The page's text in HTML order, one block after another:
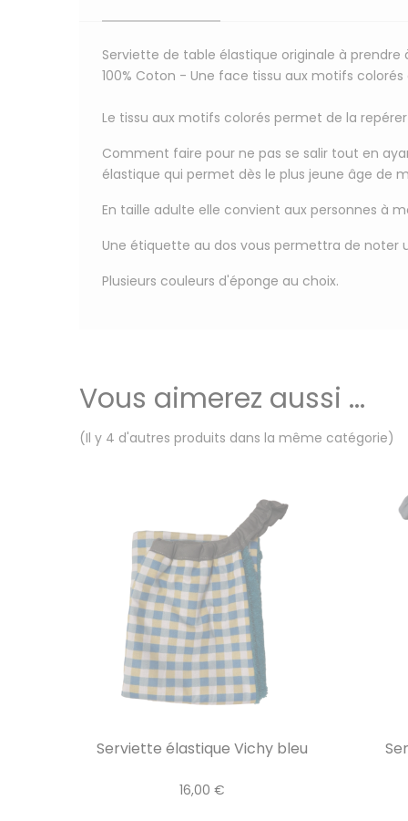
Serviette de table élastique originale à
100% Coton - Une face tissu aux motifs
Le tissu aux motifs colorés permet de la
Comment faire pour ne pas se salir tout en
élastique qui permet dès le plus jeune âge de
En taille adulte elle convient aux personnes à
Une étiquette au dos vous permettra de noter
Plusieurs couleurs d'éponge au choix.
Vous aimerez aussi ...
(Il y 4 d'autres produits dans la même catégorie)
Serviette élastique Vichy bleu
16,00 €